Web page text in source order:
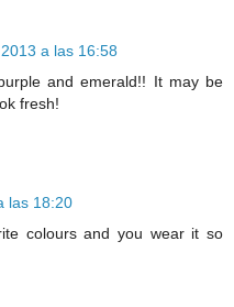
a las 16:58
and emerald!! It may be
fresh!
las 18:20
colours and you wear it so